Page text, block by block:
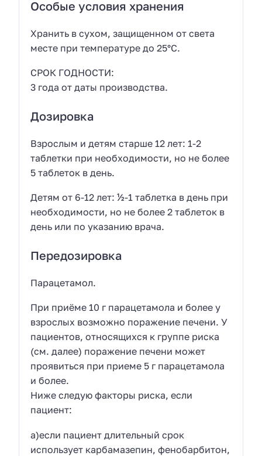
Особые условия хранения
Хранить в сухом, защищенном от света
месте при температуре до 25°С.
СРОК ГОДНОСТИ:
3 года от даты производства.
Дозировка
Взрослым и детям старше 12 лет: 1-2
таблетки при необходимости, но не более
5 таблеток в день.
Детям от 6-12 лет: ½-1 таблетка в день при
необходимости, но не более 2 таблеток в
день или по указанию врача.
Передозировка
Парацетамол.
При приёме 10 г парацетамола и более у
взрослых возможно поражение печени. У
пациентов, относящихся к группе риска
(см. далее) поражение печени может
проявиться при приеме 5 г парацетамола
и более.
Ниже следую факторы риска, если
пациент:
a)если пациент длительный срок
использует карбамазепин, фенобарбитон,